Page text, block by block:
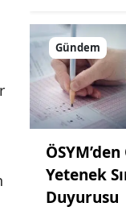
Gündem
Yetenek
Duyurusu